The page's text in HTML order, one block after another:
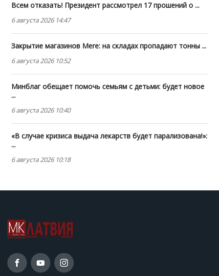
Всем отказать! Президент рассмотрел 17 прошений о ...
6 августа 2026 14:47
Закрытие магазинов Mere: на складах пропадают тонны ...
6 августа 2026 10:52
Минблаг обещает помочь семьям с детьми: будет новое
...
6 августа 2026 10:40
«В случае кризиса выдача лекарств будет парализована!»:
...
6 августа 2026 10:18